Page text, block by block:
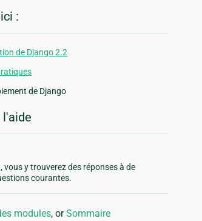
:
de Django 2.2
de Django
l'aide
vous y trouverez des réponses à de
courantes.
modules, orSommaire